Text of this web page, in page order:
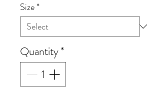
Size*
Quantity*